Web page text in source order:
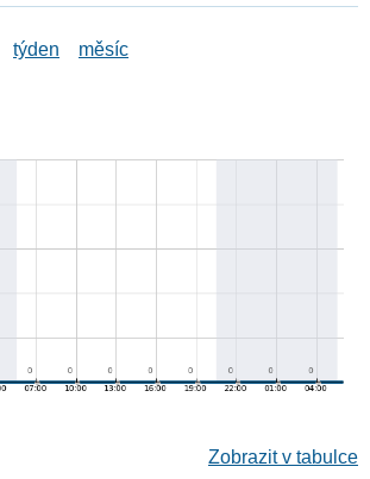
týden měsíc
Zobrazit v tabulce